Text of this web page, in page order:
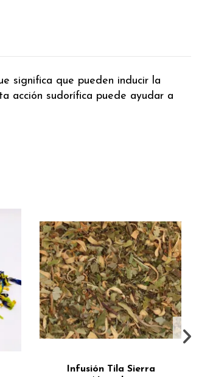
significa que pueden inducir la
acción sudorífica puede ayudar a
Infusión Tila Sierra